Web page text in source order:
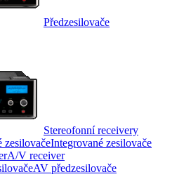
Předzesilovače
Stereofonní receivery
Integrované zesilovače
A/V receiver
AV předzesilovače